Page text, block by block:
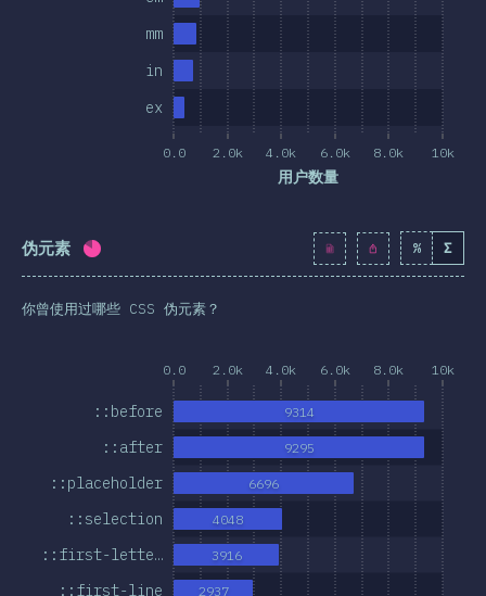
大奖
0.0 2.0k 4.0k 6.0k 8.0k 10k
用户数量
ex
in
mm
伪元素 完成率: % Σ
你曾使用过哪些 CSS 伪元素？
0.0 2.0k 4.0k 6.0k 8.0k 10k
::first-line
::first-lette…
::selection
::placeholder
::after
::before
2937
3916
4048
6696
9295
9314